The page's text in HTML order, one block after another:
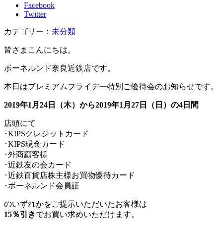
Facebook
Twitter
カテゴリー： 未分類
皆さまこんにちは。
ボーネルンド奈良近鉄店です。
本日はプレミアムフライデー特別ご優待会のお知らせです。
2019年1月24日（木）から2019年1月27日（日）の4日間
店頭にて
･KIPSクレジットカード
･KIPS現金カード
･外商顧客様
･近鉄友の会カード
･近鉄百貨店株主様お買物優待カード
･ボーネルンド会員証
のいずれかをご提示いただいたお客様は
15％引きでお買い求めいただけます。